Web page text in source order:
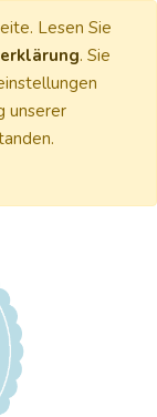
Lesen Sie
. Sie
unserer